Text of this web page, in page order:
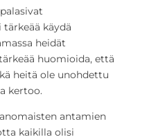
käydä
heidät
huomioida, että
heitä ole unohdettu
kertoo.
antamien
kaikilla olisi